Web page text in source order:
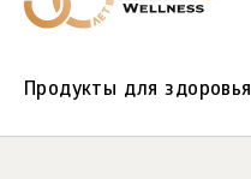
Продукты для здоровья